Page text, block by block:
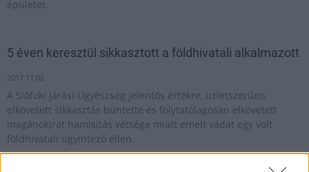
épületet.
5 éven keresztül sikkasztott a földhivatali alkalmazott
2017.11.02
A Siófoki Járási Ügyészség jelentős értékre, üzletszerűen
elkövetett sikkasztás büntette és folytatólagosan elkövetett
magánokirat hamisítás vétsége miatt emelt vádat egy volt
földhivatali ügyintéző ellen.